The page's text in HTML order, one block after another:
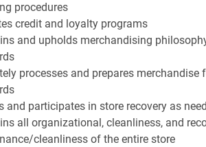
procedures
credit and loyalty programs
and upholds merchandising
processes and prepares
and participates in store recovery as
all organizational, cleanliness, and
cleanliness of the entire store